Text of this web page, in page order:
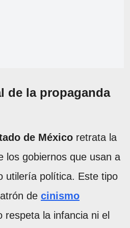
de la propaganda
de México retrata la
los gobiernos que usan a
utilería política. Este tipo
de cinismo
respeta la infancia ni el